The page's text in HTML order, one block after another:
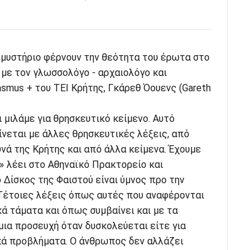
φέρνουν την θεότητα του έρωτα στο
τον γλωσσολόγο - αρχαιολόγο και
+ του ΤΕΙ Κρήτης, Γκάρεθ Όουενς (Gareth
για θρησκευτικό κείμενο. Αυτό
με άλλες θρησκευτικές λέξεις, από
της Κρήτης και από άλλα κείμενα. Έχουμε
λέει στο Αθηναϊκό Πρακτορείο και
της Φαιστού είναι ύμνος προ την
λέξεις όπως αυτές που αναφέρονται
τάματα και όπως συμβαίνει και με τα
προσευχή όταν δυσκολεύεται είτε για
προβλήματα. Ο άνθρωπος δεν αλλάζει